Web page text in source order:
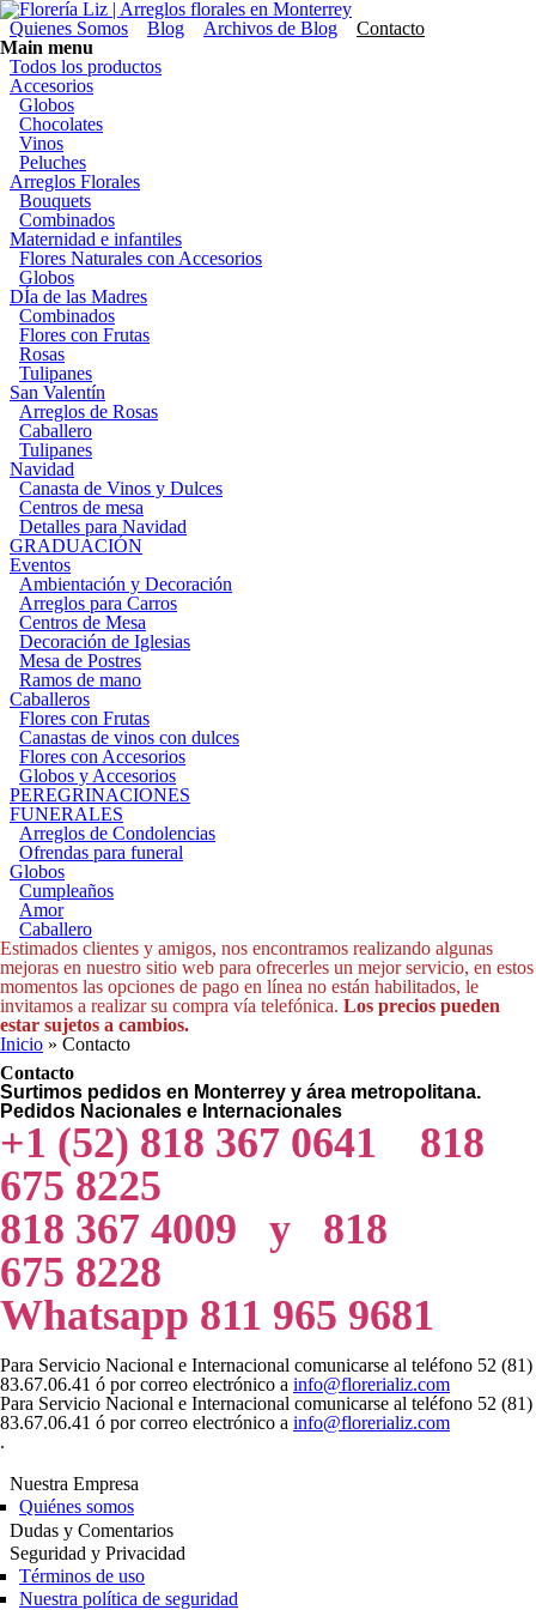
Pasar al contenido principal
Florería Liz | Arreglos florales en Monterrey
Menú secundario
Quienes Somos Blog Archivos de Blog
Contacto
Main menu
Todos los productos
Accesorios
Globos
Chocolates
Vinos
Peluches
Arreglos Florales
Bouquets
Combinados
Maternidad e infantiles
Flores Naturales con Accesorios
Globos
DÍa de las Madres
Combinados
Flores con Frutas
Rosas
Tulipanes
San Valentín
Arreglos de Rosas
Caballero
Tulipanes
Navidad
Canasta de Vinos y Dulces
Centros de mesa
Detalles para Navidad
GRADUACIÓN
Eventos
Ambientación y Decoración
Arreglos para Carros
Centros de Mesa
Decoración de Iglesias
Mesa de Postres
Ramos de mano
Caballeros
Flores con Frutas
Canastas de vinos con dulces
Flores con Accesorios
Globos y Accesorios
PEREGRINACIONES
FUNERALES
Arreglos de Condolencias
Ofrendas para funeral
Globos
Cumpleaños
Amor
Caballero
Estimados clientes y amigos, nos encontramos realizando algunas
mejoras en nuestro sitio web para ofrecerles un mejor servicio, en estos
momentos las opciones de pago en línea no están habilitados, le
invitamos a realizar su compra vía telefónica. Los precios pueden
estar sujetos a cambios.
Usted está aquí
Inicio » Contacto
Contacto
Surtimos pedidos en Monterrey y área metropolitana.
Pedidos Nacionales e Internacionales
+1 (52) 818 367 0641 818
675 8225
818 367 4009 y 818
675 8228
Whatsapp 811 965 9681
Para Servicio Nacional e Internacional comunicarse al teléfono 52 (81)
83.67.06.41 ó por correo electrónico a info@florerializ.com
Para Servicio Nacional e Internacional comunicarse al teléfono 52 (81)
83.67.06.41 ó por correo electrónico a info@florerializ.com
.
Nuestra Empresa
Quiénes somos
Dudas y Comentarios
Seguridad y Privacidad
Términos de uso
Nuestra política de seguridad